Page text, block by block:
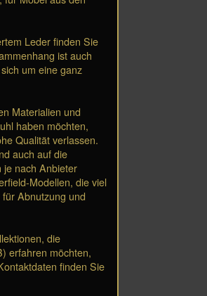
Leder finden Sie
ist auch
um eine ganz
Materialien und
haben möchten,
Qualität verlassen.
auch auf die
je nach Anbieter
Modellen, die viel
Abnutzung und
die
erfahren möchten,
finden Sie